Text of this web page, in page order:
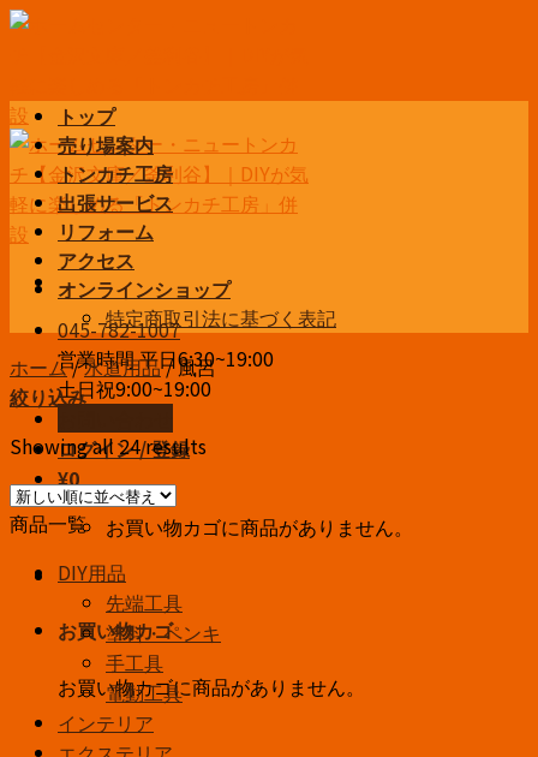
Skip
045-782-1007
営業時間 平日6:30~19:00
土日祝9:00~19:00
ログイン / 登録
¥0
お買い物カゴに商品がありません。
お買い物カゴ
お買い物カゴに商品がありません。
トップ
売り場案内
トンカチ工房
出張サービス
リフォーム
アクセス
オンラインショップ
特定商取引法に基づく表記
ホーム/水道用品 /風呂
絞り込み
Showing all 24 results
商品一覧
DIY用品
先端工具
塗料・ペンキ
手工具
電動工具
インテリア